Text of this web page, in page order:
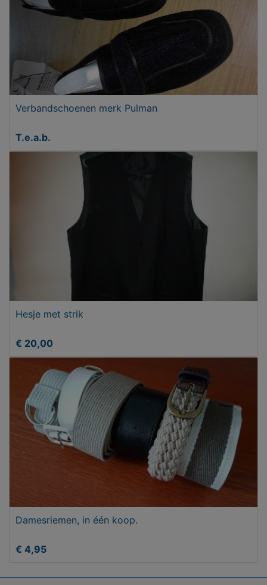
Verbandschoenen merk Pulman
T.e.a.b.
Hesje met strik
€ 20,00
Damesriemen, in één koop.
€ 4,95